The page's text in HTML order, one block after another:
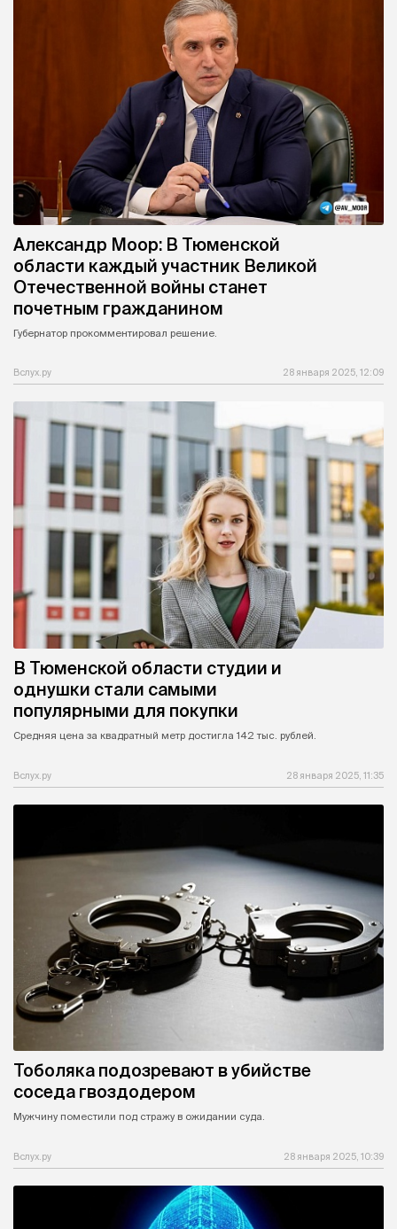
Александр Моор: В Тюменской
области каждый участник Великой
Отечественной войны станет
почетным гражданином
Губернатор прокомментировал решение.
Вслух.ру 28 января 2025, 12:09
В Тюменской области студии и
однушки стали самыми
популярными для покупки
Средняя цена за квадратный метр достигла 142 тыс. рублей.
Вслух.ру 28 января 2025, 11:35
Тоболяка подозревают в убийстве
соседа гвоздодером
Мужчину поместили под стражу в ожидании суда.
Вслух.ру 28 января 2025, 10:39